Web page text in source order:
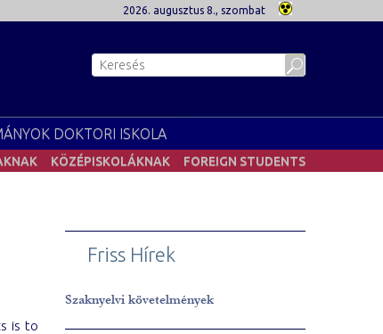
2026. augusztus 8., szombat
DOKTORI ISKOLA
KÖZÉPISKOLÁKNAK FOREIGN STUDENTS
is to
Friss Hírek
Szaknyelvi követelmények